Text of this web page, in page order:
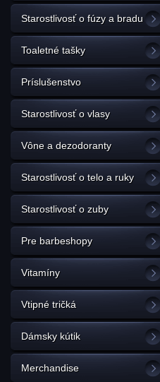
Starostlivosť o fúzy a bradu
Toaletné tašky
Príslušenstvo
Starostlivosť o vlasy
Vône a dezodoranty
Starostlivosť o telo a ruky
Starostlivosť o zuby
Pre barbeshopy
Vitamíny
Vtipné tričká
Dámsky kútik
Merchandise